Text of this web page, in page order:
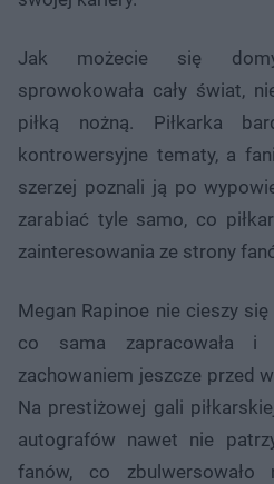
Jak możecie się
sprowokowała cały świat,
piłką nożną. Piłkarka
kontrowersyjne tematy, a
szerzej poznali ją po
zarabiać tyle samo, co
zainteresowania ze strony
Megan Rapinoe nie cieszy
co sama zapracowała i
zachowaniem jeszcze przed
Na prestiżowej gali
autografów nawet nie
fanów, co zbulwersowało